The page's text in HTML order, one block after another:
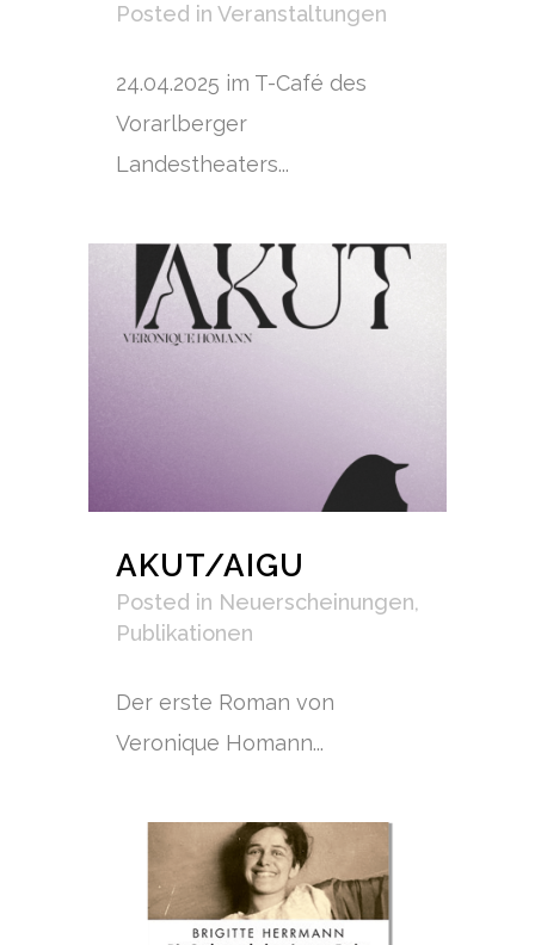
Posted in Veranstaltungen
24.04.2025 im T-Café des
Vorarlberger
Landestheaters...
AKUT/AIGU
Posted in Neuerscheinungen,
Publikationen
Der erste Roman von
Veronique Homann...